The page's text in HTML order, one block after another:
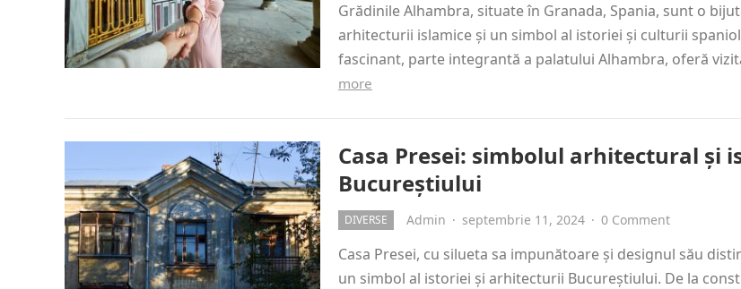
Grădinile Alhambra, situate în Granada, Spania, sunt o
arhitecturii islamice și un simbol al istoriei și culturii
fascinant, parte integrantă a palatului Alhambra, oferă
more
Casa Presei: simbolul arhitectural și
Bucureștiului
DIVERSE Admin · septembrie 11, 2024 · 0 Comment
Casa Presei, cu silueta sa impunătoare și designul său
un simbol al istoriei și arhitecturii Bucureștiului. De la